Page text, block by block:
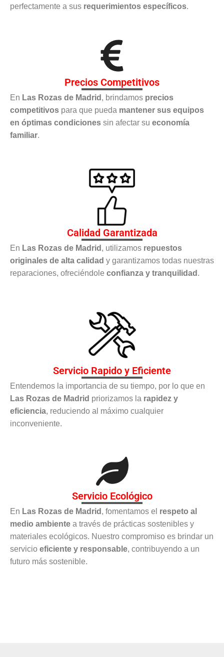
perfectamente a sus requerimientos específicos.
Precios Competitivos
En Las Rozas de Madrid , brindamos precios
competitivos para que pueda mantener sus equipos
en óptimas condiciones sin afectar su economía
familiar.
Calidad Garantizada
En Las Rozas de Madrid , utilizamos repuestos
originales de alta calidad y garantizamos todas nuestras
reparaciones, ofreciéndole confianza y tranquilidad .
Servicio Rapido y Eficiente
Entendemos la importancia de su tiempo, por lo que en
Las Rozas de Madrid priorizamos la rapidez y
eficiencia, reduciendo al máximo cualquier
inconveniente.
Servicio Ecológico
En Las Rozas de Madrid , fomentamos el respeto al
medio ambiente a través de prácticas sostenibles y
materiales ecológicos. Nuestro compromiso es brindar un
servicio eficiente y responsable, contribuyendo a un
futuro más sostenible.